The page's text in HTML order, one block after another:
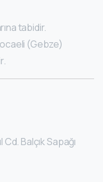
tabidir.
(Gebze)
Balçık Sapağı